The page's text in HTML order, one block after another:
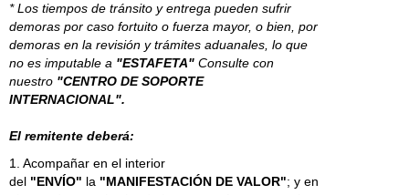
* Los tiempos de tránsito y entrega pueden sufrir
demoras por caso fortuito o fuerza mayor, o bien, por
demoras en la revisión y trámites aduanales, lo que
no es imputable a "ESTAFETA" Consulte con
nuestro "CENTRO DE SOPORTE
INTERNACIONAL".
El remitente deberá:
1. Acompañar en el interior
del "ENVÍO" la "MANIFESTACIÓN DE VALOR"; y en